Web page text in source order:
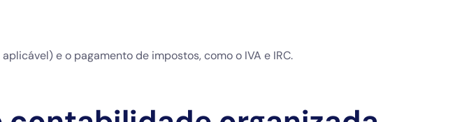
e o pagamento de impostos, como o IVA e IRC.